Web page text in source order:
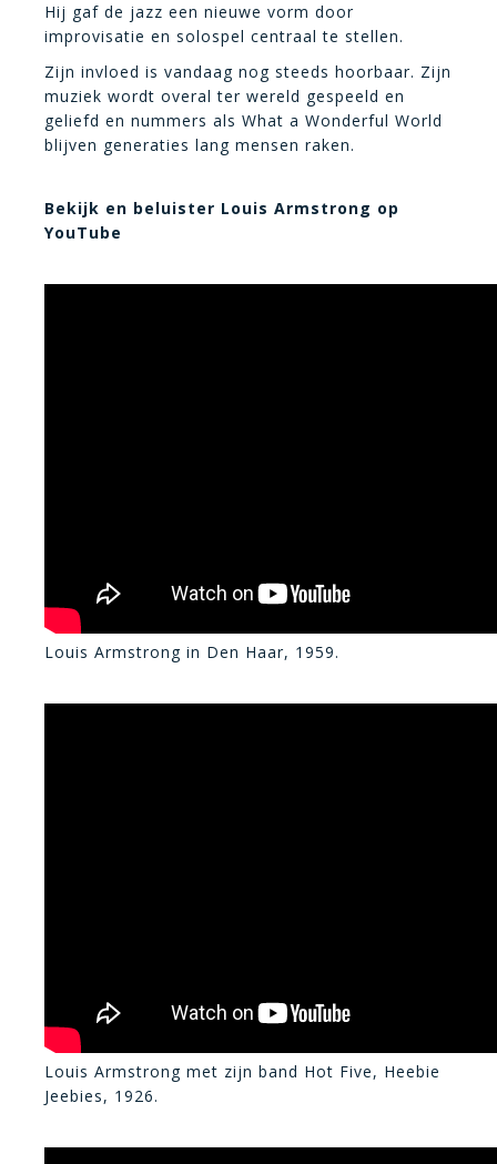
Hij gaf de jazz een nieuwe vorm door
improvisatie en solospel centraal te stellen.
Zijn invloed is vandaag nog steeds hoorbaar. Zijn
muziek wordt overal ter wereld gespeeld en
geliefd en nummers als What a Wonderful World
blijven generaties lang mensen raken.
Bekijk en beluister Louis Armstrong op
YouTube
Louis Armstrong in Den Haar, 1959.
Louis Armstrong met zijn band Hot Five, Heebie
Jeebies, 1926.